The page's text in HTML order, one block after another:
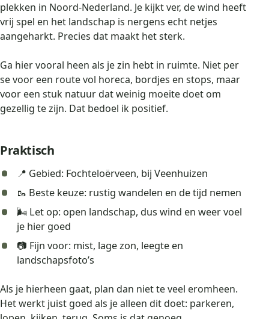
plekken in Noord-Nederland. Je kijkt ver, de wind heeft
vrij spel en het landschap is nergens echt netjes
aangeharkt. Precies dat maakt het sterk.
Ga hier vooral heen als je zin hebt in ruimte. Niet per
se voor een route vol horeca, bordjes en stops, maar
voor een stuk natuur dat weinig moeite doet om
gezellig te zijn. Dat bedoel ik positief.
Praktisch
📍 Gebied: Fochteloërveen, bij Veenhuizen
🥾 Beste keuze: rustig wandelen en de tijd nemen
🌬️ Let op: open landschap, dus wind en weer voel
je hier goed
📷 Fijn voor: mist, lage zon, leegte en
landschapsfoto’s
Als je hierheen gaat, plan dan niet te veel eromheen.
Het werkt juist goed als je alleen dit doet: parkeren,